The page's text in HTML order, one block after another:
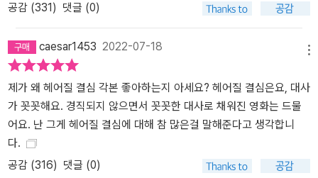
공감 (331) 댓글 (0)
caesar1453 2022-07-18
제가 왜 헤어질 결심 각본 좋아하는지 아세요? 헤어질 결심은요, 대사
가 꼿꼿해요. 경직되지 않으면서 꼿꼿한 대사로 채워진 영화는 드물
어요. 난 그게 헤어질 결심에 대해 참 많은걸 말해준다고 생각합니
다.
공감 (316) 댓글 (0)